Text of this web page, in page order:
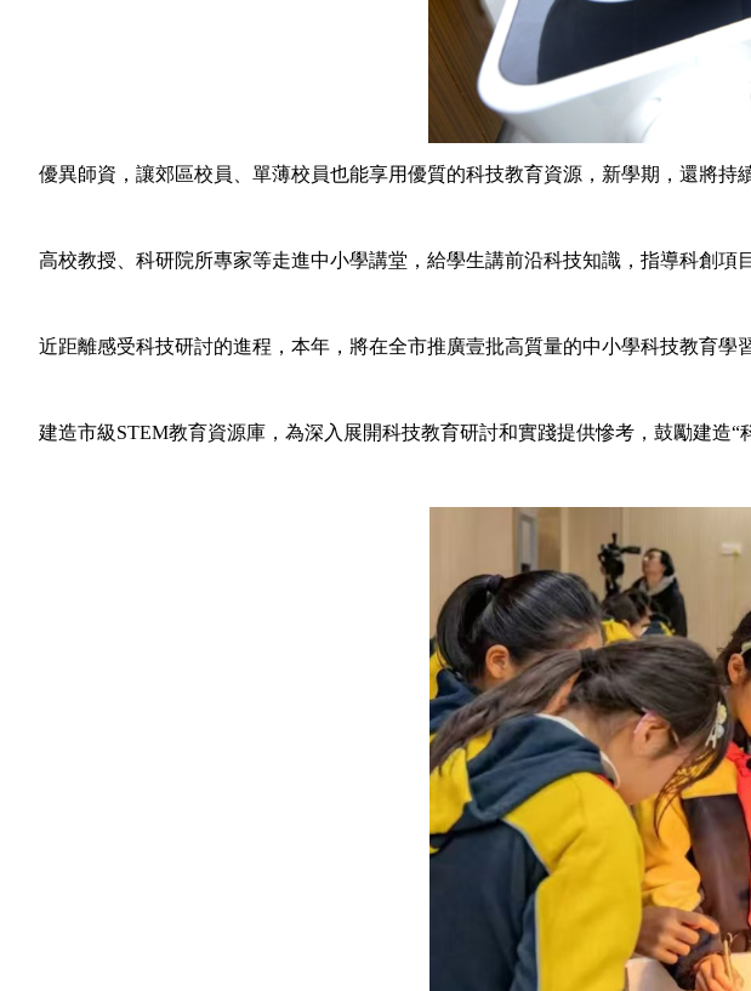
優異師資，讓郊區校員、單薄校員也能享用優質的科技教育資源，新學期，還將持
高校教授、科研院所專家等走進中小學講堂，給學生講前沿科技知識，指導科創項
近距離感受科技研討的進程，本年，將在全市推廣壹批高質量的中小學科技教育學
建造市級STEM教育資源庫，為深入展開科技教育研討和實踐提供慘考，鼓勵建造“